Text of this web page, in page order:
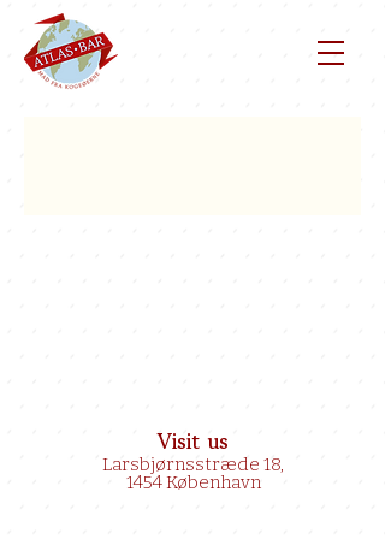
Visit us
Larsbjørnsstræde 18,
1454 København